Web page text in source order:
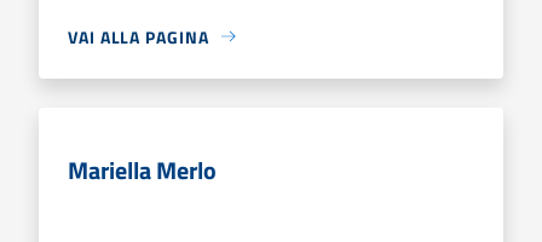
VAI ALLA PAGINA
Mariella Merlo